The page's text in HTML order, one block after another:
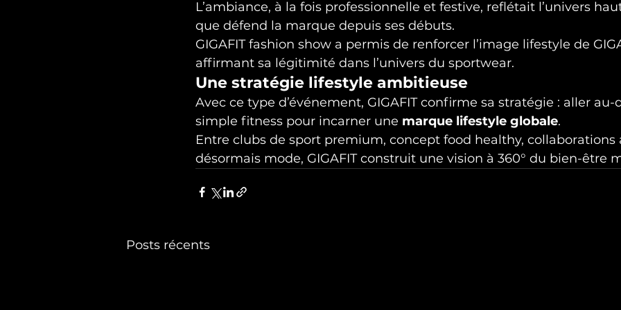
L’ambiance, à la fois professionnelle et festive, reflétait l’univers
que défend la marque depuis ses débuts.
GIGAFIT fashion show a permis de renforcer l’image lifestyle de
affirmant sa légitimité dans l’univers du sportwear.
Une stratégie lifestyle ambitieuse
Avec ce type d’événement, GIGAFIT confirme sa stratégie : aller
simple fitness pour incarner une marque lifestyle globale.
Entre clubs de sport premium, concept food healthy,
désormais mode, GIGAFIT construit une vision à 360° du bien-être
Posts récents